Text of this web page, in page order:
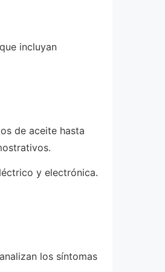
incluyan
de aceite hasta
y electrónica.
los síntomas